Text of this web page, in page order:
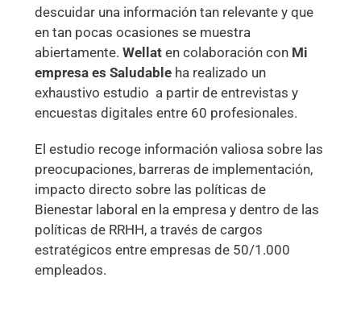
descuidar una información tan relevante y que
en tan pocas ocasiones se muestra
abiertamente. Wellaten colaboración con Mi
empresa es Saludableha realizado un
exhaustivo estudio a partir de entrevistas y
encuestas digitales entre 60 profesionales.
El estudio recoge información valiosa sobre las
preocupaciones, barreras de implementación,
impacto directo sobre las políticas de
Bienestar laboral en la empresa y dentro de las
políticas de RRHH, a través de cargos
estratégicos entre empresas de 50/1.000
empleados.